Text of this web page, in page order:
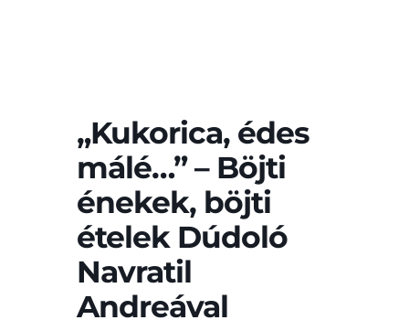
„Kukorica, édes
málé…” – Böjti
énekek, böjti
ételek Dúdoló
Navratil
Andreával